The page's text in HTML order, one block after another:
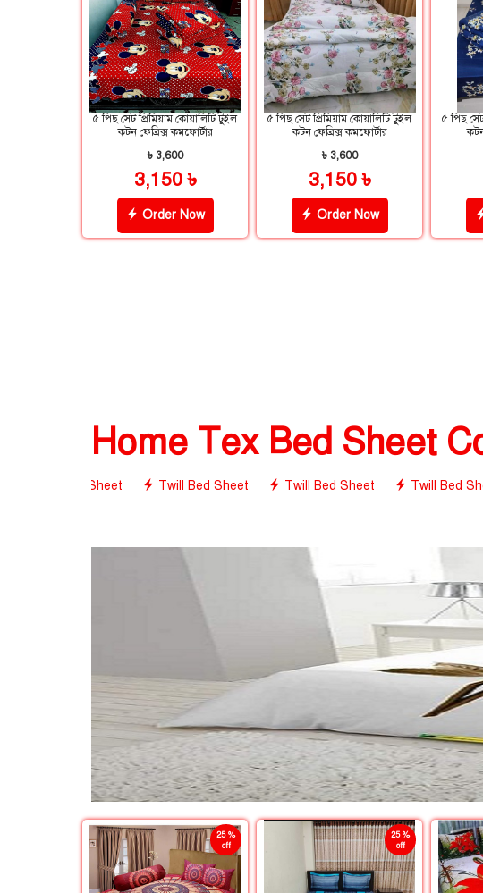
৫ পিছ সেট প্রিমিয়াম কোয়ালিটি টুইল
কটন ফেব্রিক্স কমফোর্টার
৳ 3,600
3,150 ৳
Order Now
৫ পিছ সেট প্রিমিয়াম কোয়ালিটি টুইল
কটন ফেব্রিক্স কমফোর্টার
৳ 3,600
3,150 ৳
Order Now
৫ পিছ
Home Tex Bed Sheet
Twill Bed Sheet Twill Bed Sheet Twill Bed Sheet Twill Bed
25 %
off
25 %
off